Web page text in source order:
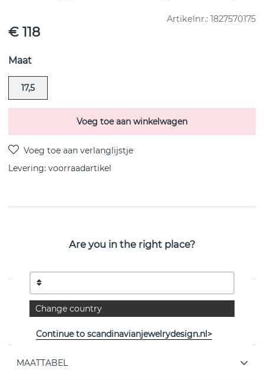
Artikelnr.: 1827570175
€ 118
Maat
17,5
Voeg toe aan winkelwagen
Levering: voorraadartikel
Two tripple stone ringi gerecycled
EIGENSCHAPPEN
MAATTABEL
Are you in the right place?
Change country
Continue to scandinavianjewelrydesign.nl>